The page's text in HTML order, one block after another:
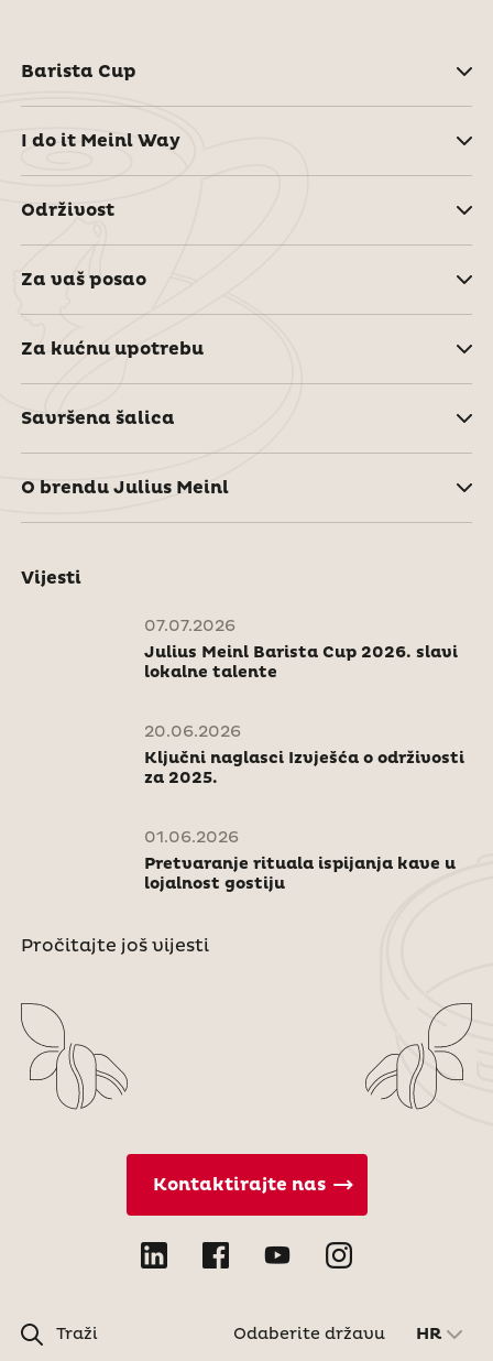
Barista Cup
I do it Meinl Way
Održivost
Za vaš posao
Za kućnu upotrebu
Savršena šalica
O brendu Julius Meinl
Vijesti
07.07.2026
Julius Meinl Barista Cup 2026. slavi
lokalne talente
20.06.2026
Ključni naglasci Izvješća o održivosti
za 2025.
01.06.2026
Pretvaranje rituala ispijanja kave u
lojalnost gostiju
Pročitajte još vijesti
Traži
Kontaktirajte nas
Odaberite državu HR